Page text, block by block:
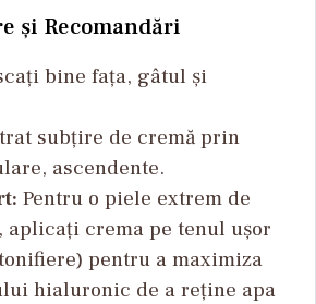
și Recomandări
bine fața, gâtul și
subțire de cremă prin
ascendente.
Pentru o piele extrem de
aplicați crema pe tenul ușor
pentru a maximiza
hialuronic de a reține apa